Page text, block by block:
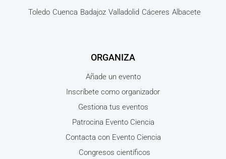
Toledo Cuenca Badajoz Valladolid Cáceres Albacete
ORGANIZA
Añade un evento
Inscríbete como organizador
Gestiona tus eventos
Patrocina Evento Ciencia
Contacta con Evento Ciencia
Congresos científicos